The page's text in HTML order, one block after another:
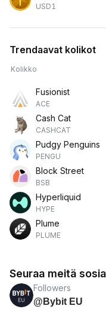
USD1
Trendaavat kolikot
Kolikko
Fusionist
ACE
Cash Cat
CASHCAT
Pudgy Penguins
PENGU
Block Street
BSB
Hyperliquid
HYPE
Plume
PLUME
Seuraa meitä
Followers
@Bybit EU